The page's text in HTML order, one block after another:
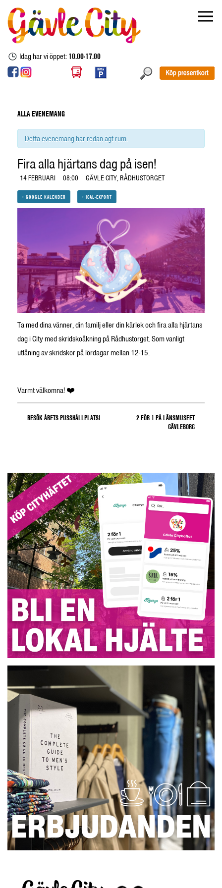
Idag har vi öppet:10.00-17.00
ALLA EVENEMANG
Detta evenemang har redan ägt rum.
Fira alla hjärtans dag på isen!
14 FEBRUARI 08:00 GÄVLE CITY, RÅDHUSTORGET
+ GOOGLE KALENDER + ICAL-EXPORT
Ta med dina vänner, din familj eller din kärlek och fira alla hjärtans
dag i City med skridskoåkning på Rådhustorget. Som vanligt
utlåning av skridskor på lördagar mellan 12-15.
Varmt välkomna! ❤️
BESÖK ÅRETS PUSSHÅLLPLATS!
2 FÖR 1 PÅ LÄNSMUSEET
GÄVLEBORG